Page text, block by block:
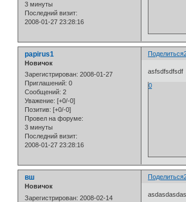
3 минуты
Последний визит:
2008-01-27 23:28:16
Поделиться
papirus1
Новичок
Зарегистрирован: 2008-01-27
Приглашений: 0
Сообщений: 2
Уважение: [+0/-0]
Позитив: [+0/-0]
Провел на форуме:
3 минуты
Последний визит:
2008-01-27 23:28:16
asfsdfsdfsdf
0
Поделиться
вш
Новичок
Зарегистрирован: 2008-02-14